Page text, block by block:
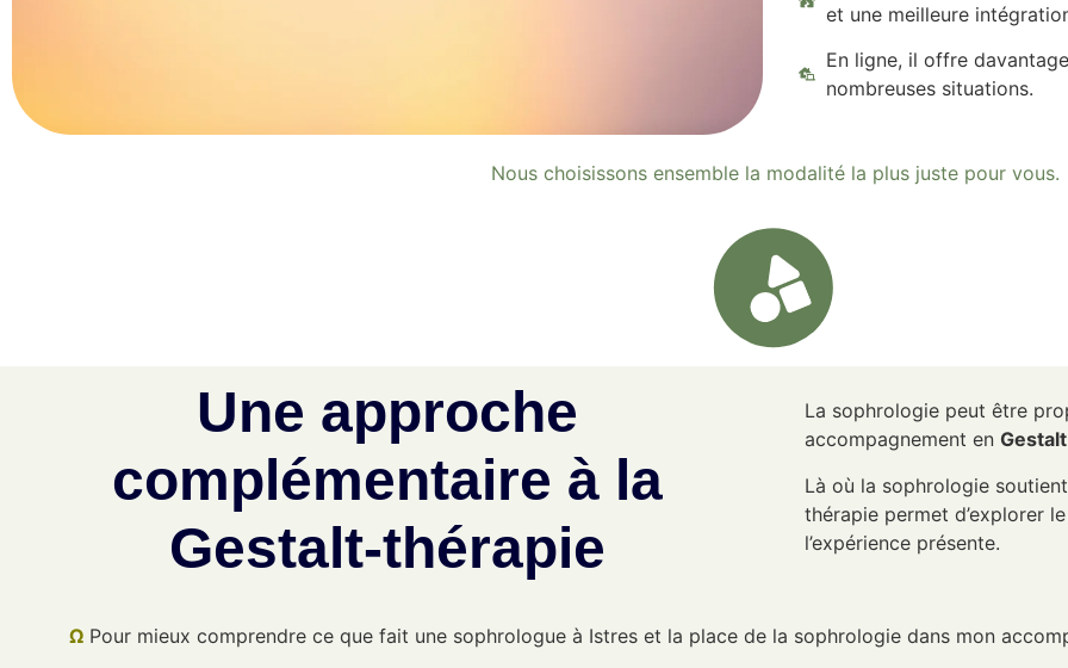
et une meilleure
En ligne, il offre
nombreuses situations.
Nous choisissons ensemble la modalité la plus juste pour vous.
Une approche
complémentaire à la
Gestalt-thérapie
La sophrologie peut être
accompagnement en
Là où la sophrologie
thérapie permet d’explorer
l’expérience présente.
Ω Pour mieux comprendre ce que fait une sophrologue à Istres et la place de la sophrologie dans mon